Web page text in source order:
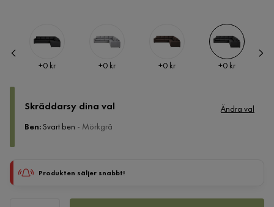
Pris
+0 kr Pris
+0 kr Pris
+0 kr Pris
+0 kr
Skräddarsy dina val
Ändra val
Ben:Svart ben - Mörkgrå
Produkten säljer snabbt!